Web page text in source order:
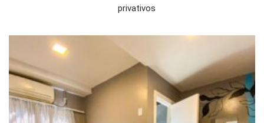
privativos